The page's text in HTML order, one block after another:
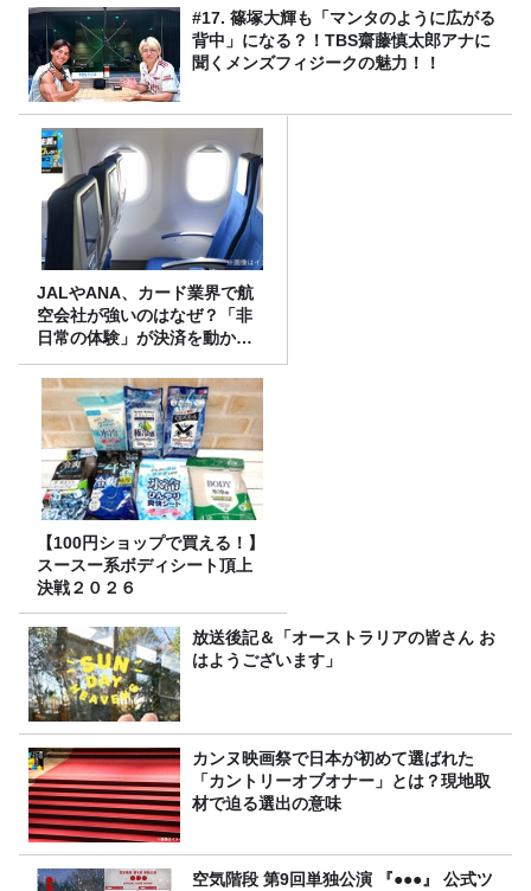
#17. 篠塚大輝も「マンタのように広がる
背中」になる？！TBS齋藤慎太郎アナに
聞くメンズフィジークの魅力！！
JALやANA、カード業界で航
空会社が強いのはなぜ？「非
日常の体験」が決済を動かす
理由
【100円ショップで買える！】
スースー系ボディシート頂上
決戦２０２６
放送後記＆「オーストラリアの皆さん お
はようございます」
カンヌ映画祭で日本が初めて選ばれた
「カントリーオブオナー」とは？現地取
材で迫る選出の意味
空気階段 第9回単独公演 『●●●』 公式ツ